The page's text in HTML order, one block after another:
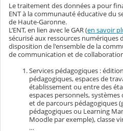
Le traitement des données a pour
ENT à la communauté éducative du
de Haute-Garonne.
L’ENT, en lien avec le GAR (en savoir
sécurisé aux ressources numériques
disposition de l'ensemble de la
de communication et de
Services pédagogiques :
pédagogiques, espaces de
établissement ou entre des
espaces personnels,
et de parcours pédagogiques
pédagogiques ou Learning
Moodle par exemple), classe
…